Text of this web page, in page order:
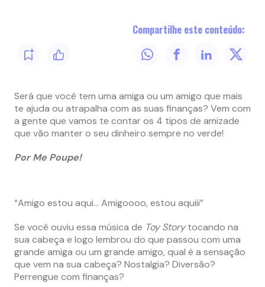
Compartilhe este conteúdo:
Será que você tem uma amiga ou um amigo que mais
te ajuda ou atrapalha com as suas finanças? Vem com
a gente que vamos te contar os 4 tipos de amizade
que vão manter o seu dinheiro sempre no verde!
Por Me Poupe!
“Amigo estou aqui… Amigoooo, estou aquiii”
Se você ouviu essa música de Toy Storytocando na
sua cabeça e logo lembrou do que passou com uma
grande amiga ou um grande amigo, qual é a sensação
que vem na sua cabeça? Nostalgia? Diversão?
Perrengue com finanças?